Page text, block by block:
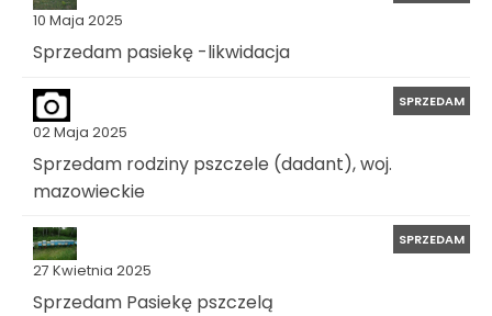
10 Maja 2025
Sprzedam pasiekę -likwidacja
02 Maja 2025
SPRZEDAM
Sprzedam rodziny pszczele (dadant), woj.
mazowieckie
27 Kwietnia 2025
SPRZEDAM
Sprzedam Pasiekę pszczelą